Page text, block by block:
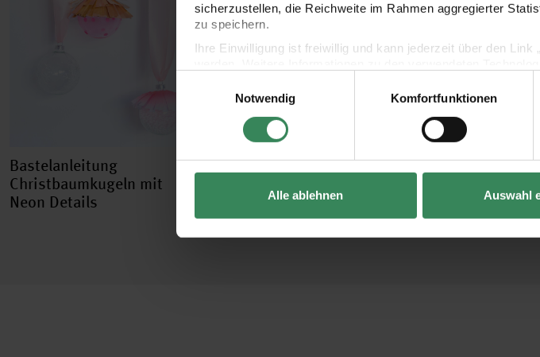
sicherzustellen, die Reichweite im Rahmen aggregierter
zu speichern.
Ihre Einwilligung ist freiwillig und kann jederzeit über den
Impressum
Datenschutz Vertrag widerrufen
Notwendig
Komfortfunktionen
Alle ablehnen Auswahl
Bastelanleitung
Christbaumkugeln mit
Neon Details
Bastelanleitung
Scandi-Style